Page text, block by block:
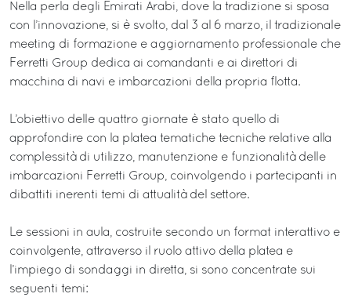
Nella perla degli Emirati Arabi, dove la tradizione si sposa
con l’innovazione, si è svolto, dal 3 al 6 marzo, il tradizionale
meeting di formazione e aggiornamento professionale che
Ferretti Group dedica ai comandanti e ai direttori di
macchina di navi e imbarcazioni della propria flotta.
L’obiettivo delle quattro giornate è stato quello di
approfondire con la platea tematiche tecniche relative alla
complessità di utilizzo, manutenzione e funzionalità delle
imbarcazioni Ferretti Group, coinvolgendo i partecipanti in
dibattiti inerenti temi di attualità del settore.
Le sessioni in aula, costruite secondo un format interattivo e
coinvolgente, attraverso il ruolo attivo della platea e
l’impiego di sondaggi in diretta, si sono concentrate sui
seguenti temi: